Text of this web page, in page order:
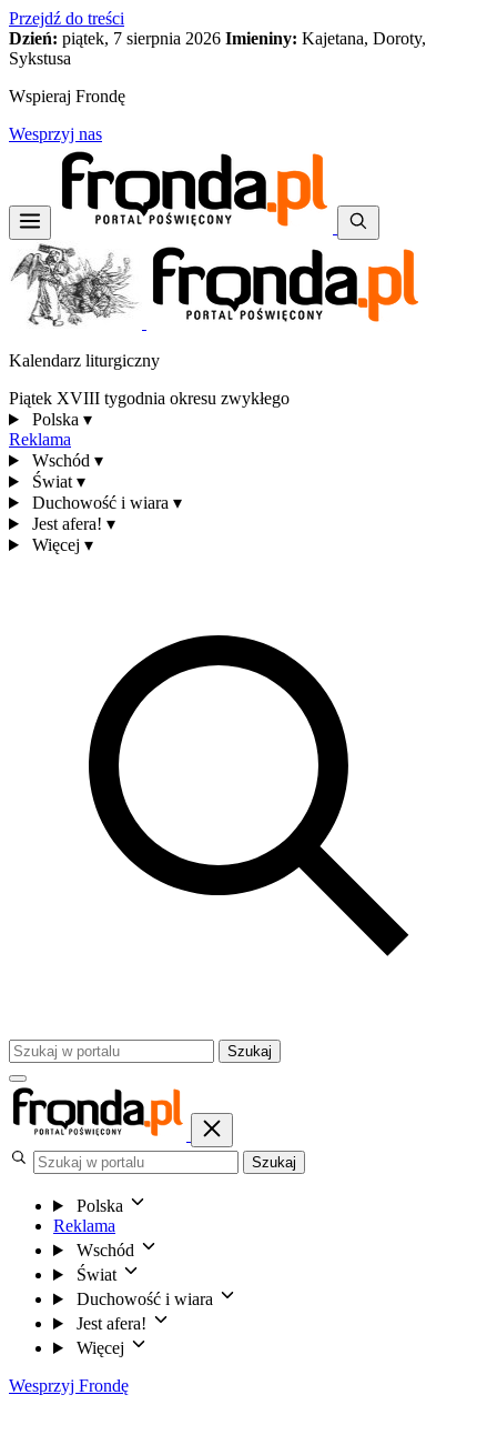
Przejdź do treści
Dzień: piątek, 7 sierpnia 2026 Imieniny: Kajetana, Doroty,
Sykstusa
Wspieraj Frondę
Wesprzyj nas
Kalendarz liturgiczny
Piątek XVIII tygodnia okresu zwykłego
Polska ▾
Reklama
Wschód ▾
Świat ▾
Duchowość i wiara ▾
Jest afera! ▾
Więcej ▾
Szukaj
Szukaj
Polska
Reklama
Wschód
Świat
Duchowość i wiara
Jest afera!
Więcej
Wesprzyj Frondę